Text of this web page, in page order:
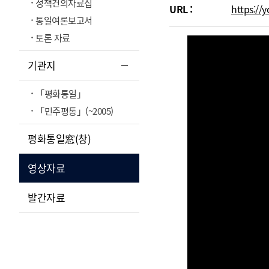
통일여론보고서
토론 자료
기관지
「평화통일」
「민주평통」(~2005)
평화통일窓(창)
영상자료
발간자료
URL : https://